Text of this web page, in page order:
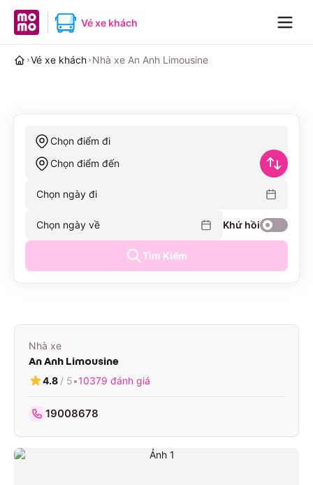
MoMo home pageVé xe khách
Vé xe khách Nhà xe An Anh Limousine
Chọn điểm đi
Chọn điểm đến
Chọn ngày đi
Khứ hồi
Chọn ngày về
Tìm Kiếm
Nhà xe
An Anh Limousine
4.8 / 5•10379 đánh giá
19008678